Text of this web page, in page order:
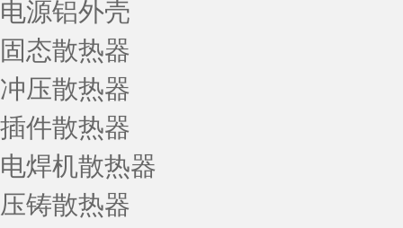
电源铝外壳
固态散热器
冲压散热器
插件散热器
电焊机散热器
压铸散热器